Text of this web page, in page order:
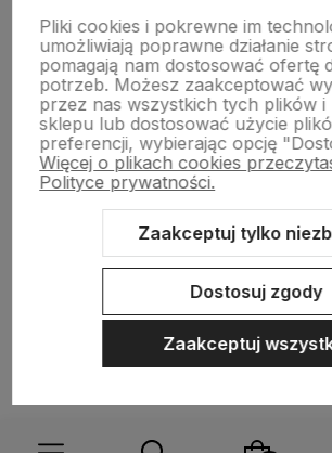
O FIRMIE
Sklep internetowy Shoper.pl Szablon
Pliki cookies i pokrewne im
umożliwiają poprawne działanie
pomagają nam dostosować ofertę
potrzeb. Możesz zaakceptować
przez nas wszystkich tych plików i
sklepu lub dostosować użycie
preferencji, wybierając opcję
Więcej o plikach cookies
Polityce prywatności.
Zaakceptuj tylko
Dostosuj zgody
Zaakceptuj